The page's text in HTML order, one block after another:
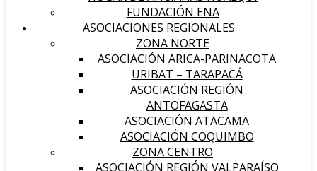
FUNDACIÓN ENA
ASOCIACIONES REGIONALES
ZONA NORTE
ASOCIACIÓN ARICA-PARINACOTA
URIBAT – TARAPACÁ
ASOCIACIÓN REGIÓN
ANTOFAGASTA
ASOCIACIÓN ATACAMA
ASOCIACIÓN COQUIMBO
ZONA CENTRO
ASOCIACIÓN REGIÓN VALPARAÍSO